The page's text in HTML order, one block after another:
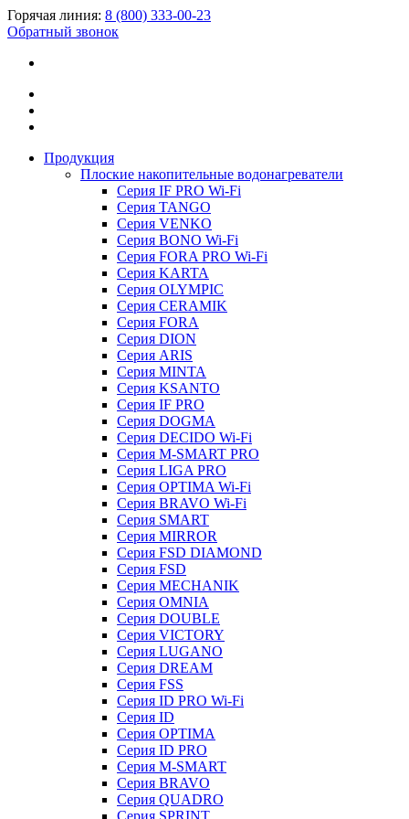
Горячая линия: 8 (800) 333-00-23
Обратный звонок
Продукция
Плоские накопительные водонагреватели
Серия IF PRO Wi-Fi
Серия TANGO
Серия VENKO
Серия BONO Wi-Fi
Серия FORA PRO Wi-Fi
Серия KARTA
Серия OLYMPIC
Серия CERAMIK
Серия FORA
Серия DION
Серия ARIS
Серия MINTA
Серия KSANTO
Серия IF PRO
Серия DOGMA
Серия DECIDO Wi-Fi
Серия M-SMART PRO
Серия LIGA PRO
Серия OPTIMA Wi-Fi
Серия BRAVO Wi-Fi
Серия SMART
Серия MIRROR
Серия FSD DIAMOND
Серия FSD
Серия MECHANIK
Серия OMNIA
Серия DOUBLE
Серия VICTORY
Серия LUGANO
Серия DREAM
Серия FSS
Серия ID PRO Wi-Fi
Серия ID
Серия OPTIMA
Серия ID PRO
Серия M-SMART
Серия BRAVO
Серия QUADRO
Серия SPRINT